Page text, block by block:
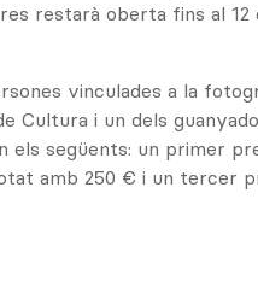
restarà oberta fins al 12
vinculades a la
Cultura i un dels
els següents: un primer
amb 250 € i un tercer